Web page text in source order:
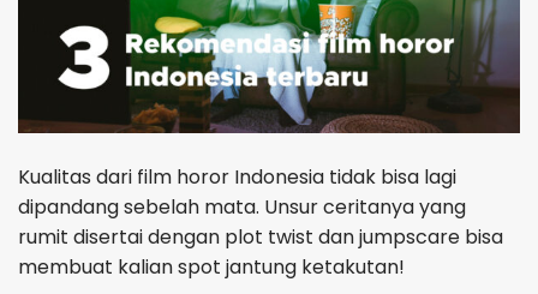
Kualitas dari film horor Indonesia tidak bisa lagi
dipandang sebelah mata. Unsur ceritanya yang
rumit disertai dengan plot twist dan jumpscare bisa
membuat kalian spot jantung ketakutan!